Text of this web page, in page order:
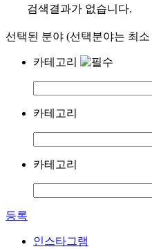
검색결과가 없습니다.
선택된 분야 (선택분야는 최
카테고리
카테고리
카테고리
등록
인스타그램